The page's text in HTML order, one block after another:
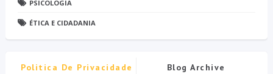
PSICOLOGIA
ÉTICA E CIDADANIA
Politica De Privacidade Blog Archive